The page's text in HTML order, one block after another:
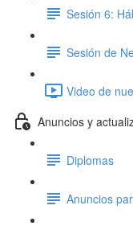
Sesión 6:
Sesión de
Video de
Anuncios y
Diplomas
Anuncios